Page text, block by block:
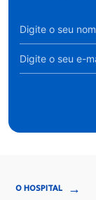
O HOSPITAL →